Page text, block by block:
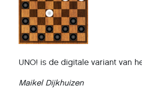
UNO! is de digitale variant van
Maikel Dijkhuizen